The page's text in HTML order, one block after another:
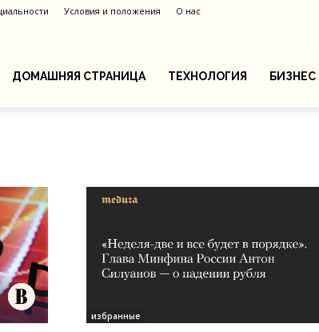
Условия и положения О нас
ДОМАШНЯЯ СТРАНИЦА ТЕХНОЛОГИЯ БИЗНЕС
избранные